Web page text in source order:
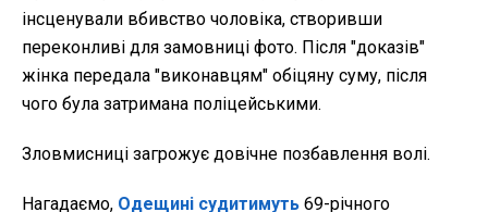
інсценували вбивство чоловіка, створивши
переконливі для замовниці фото. Після "доказів"
жінка передала "виконавцям" обіцяну суму, після
чого була затримана поліцейськими.
Зловмисниці загрожує довічне позбавлення волі.
Нагадаємо, Одещині судитимуть 69-річного